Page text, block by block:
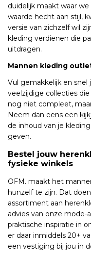
duidelijk maakt waar
waarde hecht aan stijl,
versie van zichzelf wil
kleding verdienen die
uitdragen.
Mannen kleding
Vul gemakkelijk en
veelzijdige collecties
nog niet compleet,
Neem dan eens een
de inhoud van je
geven.
Bestel jouw
fysieke winkels
OFM. maakt het
hunzelf te zijn. Dat
assortiment aan
advies van onze mode-
praktische inspiratie in
er daar inmiddels 20+
een vestiging bij jou in